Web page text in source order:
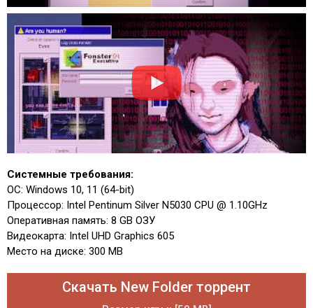
Системные требования:
ОС: Windows 10, 11 (64-bit)
Процессор: Intel Pentinum Silver N5030 CPU @ 1.10GHz
Оперативная память: 8 GB ОЗУ
Видеокарта: Intel UHD Graphics 605
Место на диске: 300 MB
Скачать New Folder торрент